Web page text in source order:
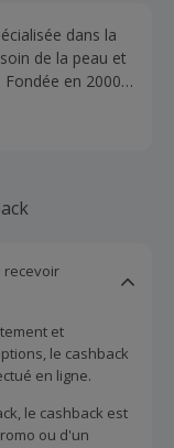
dans la
de la peau et
de soin et de
par couleur
est une
recevoir
et
le cashback
en ligne.
le cashback est
ou d'un